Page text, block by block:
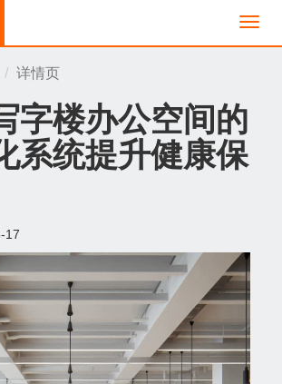
切
换
详情页
字楼办公空间的
系统提升健康保
17